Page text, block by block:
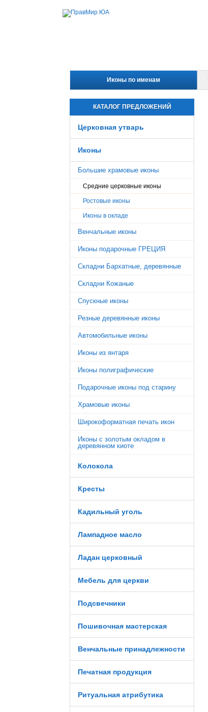
Иконы по именам
КАТАЛОГ ПРЕДЛОЖЕНИЙ
Церковная утварь
Иконы
Большие храмовые иконы
Средние церковные иконы
Ростовые иконы
Иконы в окладе
Венчальные иконы
Иконы подарочные ГРЕЦИЯ
Складни Бархатные, деревянные
Складни Кожаные
Спускные иконы
Резные деревянные иконы
Автомобильные иконы
Иконы из янтаря
Иконы полиграфические
Подарочные иконы под старину
Храмовые иконы
Широкоформатная печать икон
Иконы с золотым окладом в
деревянном киоте
Колокола
Кресты
Кадильный уголь
Лампадное масло
Ладан церковный
Мебель для церкви
Подсвечники
Пошивочная мастерская
Венчальные принадлежности
Печатная продукция
Ритуальная атрибутика